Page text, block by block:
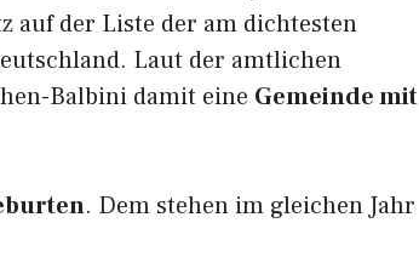
auf der Liste der am dichtesten
Laut der amtlichen
Balbini damit eine Gemeinde mit
. Dem stehen im gleichen Jahr